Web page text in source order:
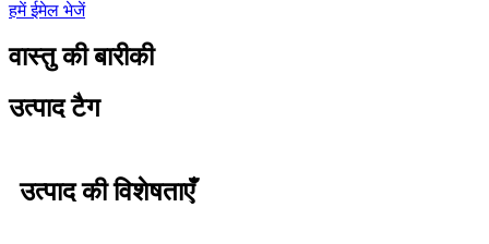
हमें ईमेल भेजें
वास्तु की बारीकी
उत्पाद टैग
उत्पाद की विशेषताएँ